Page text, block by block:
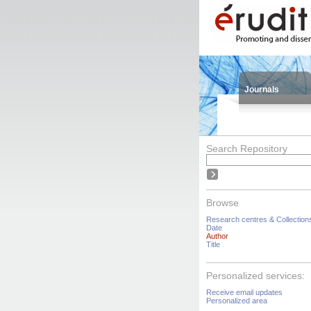
Journals
Search Repository
Browse
Research centres &
Date
Author
Title
Personalized services:
Receive email updates
Personalized area